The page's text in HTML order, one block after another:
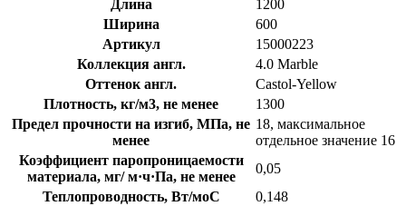
Длина
1200
Ширина
600
Артикул
15000223
Коллекция англ.
4.0 Marble
Оттенок англ.
Castol-Yellow
Плотность, кг/м3, не менее
1300
Предел прочности на изгиб, МПа, не
менее
18, максимальное
отдельное значение 16
Коэффициент паропроницаемости
материала, мг/ м·ч·Па, не менее
0,05
Теплопроводность, Вт/моС
0,148